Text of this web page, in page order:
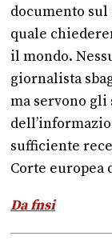
documento
quale
il mondo.
giornalista
ma servono
sufficiente
Corte europea
Da fnsi